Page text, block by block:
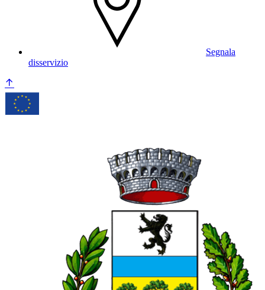
Segnala
disservizio